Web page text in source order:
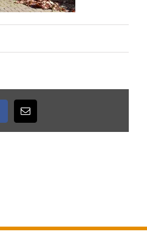
Facebook
E-
Mail